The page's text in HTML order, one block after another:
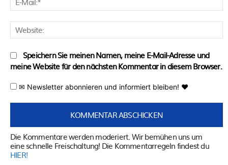
Speichern Sie meinen Namen, meine E-Mail-Adresse und
meine Website für den nächsten Kommentar in diesem Browser.
✉ Newsletter abonnieren und informiert bleiben! ♥
Die Kommentare werden moderiert. Wir bemühen uns um
eine schnelle Freischaltung! Die Kommentarregeln findest du
HIER!